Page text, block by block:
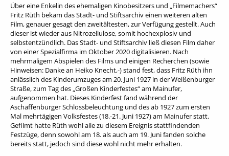
Über eine Enkelin des ehemaligen Kinobesitzers und „Filmemachers“
Fritz Rüth bekam das Stadt- und Stiftsarchiv einen weiteren alten
Film, genauer gesagt den zweitältesten, zur Verfügung gestellt. Auch
dieser ist wieder aus Nitrozellulose, somit hochexplosiv und
selbstentzündlich. Das Stadt- und Stiftsarchiv ließ diesen Film daher
von einer Spezialfirma im Oktober 2020 digitalisieren. Nach
mehrmaligem Abspielen des Films und einigen Recherchen (sowie
Hinweisen: Danke an Heiko Knecht,-) stand fest, dass Fritz Rüth ihn
anlässlich des Kinderumzuges am 20. Juni 1927 in der Weißenburger
Straße, zum Tag des „Großen Kinderfestes“ am Mainufer,
aufgenommen hat. Dieses Kinderfest fand während der
Aschaffenburger Schlossbeleuchtung und des ab 1927 zum ersten
Mal mehrtägigen Volksfestes (18.-21. Juni 1927) am Mainufer statt.
Gefilmt hatte Rüth wohl alle zu diesem Ereignis stattfindenden
Festzüge, denn sowohl am 18. als auch am 19. Juni fanden solche
bereits statt, jedoch sind diese wohl nicht mehr erhalten.